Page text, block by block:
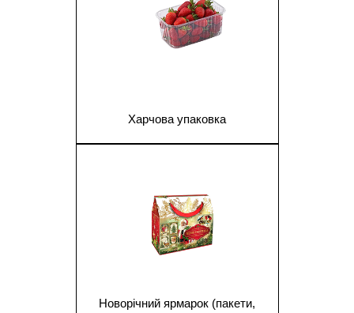
Харчова упаковка
Новорічний ярмарок (пакети,